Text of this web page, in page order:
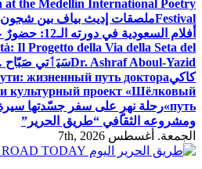
at the Medellín International Poetry
Festivalملصقات إديث بياف بين شجون
أفلام السعودية في دورته الـ12: حضورٌ عالمي ونجاحٌ يحتذى به
Il Progetto della Via della Seta del
Dr. Ashraf Aboul-Yazidسَيَٲتي صَبّاح
كاكيжизненный путь доктора
культурный проект «Шёлковый
путь» رحلة نهرٍ على سفر جسّدتها سيرة
ومشروعه الثقافي “طريق الحرير”
الجمعة. أغسطس 7th, 2026